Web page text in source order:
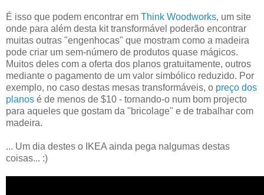
É isso que podem encontrar em Think Woodworks, um site
onde para além desta kit transformável poderão encontrar
muitas outras "engenhocas" que mostram como a madeira
pode criar um sem-número de produtos quase mágicos.
Muitos deles com a oferta dos planos gratuitamente, outros
mediante o pagamento de um valor simbólico reduzido. Por
exemplo, no caso destas mesas transformáveis, o preço dos
planos é de menos de $10 - tornando-o num bom projecto
para aqueles que gostam da "bricolage" e de trabalhar com
madeira.
... Um dia destes o IKEA ainda pega nalgumas destas
coisas... :)